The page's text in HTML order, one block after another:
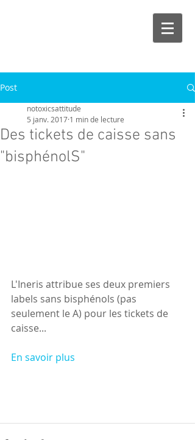
Post
Des tickets de caisse sans
"bisphénolS"
notoxicsattitude
5 janv. 2017 1 min de lecture
L'Ineris attribue ses deux premiers
labels sans bisphénols (pas
seulement le A) pour les tickets de
caisse...
En savoir plus